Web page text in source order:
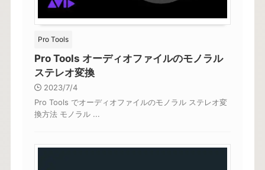
Pro Tools
Pro Tools オーディオファイルのモノラル
ステレオ変換
2023/7/4
Pro Tools でオーディオファイルのモノラル ステレオ変
換方法 モノラル ...